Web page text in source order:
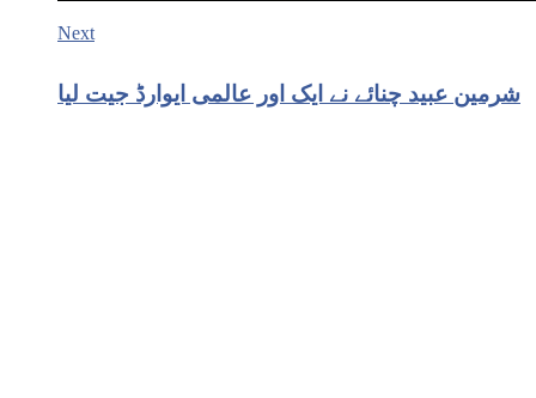
Next
شرمین عبید چنائے نے ایک اور عالمی ایوارڈ جیت لیا